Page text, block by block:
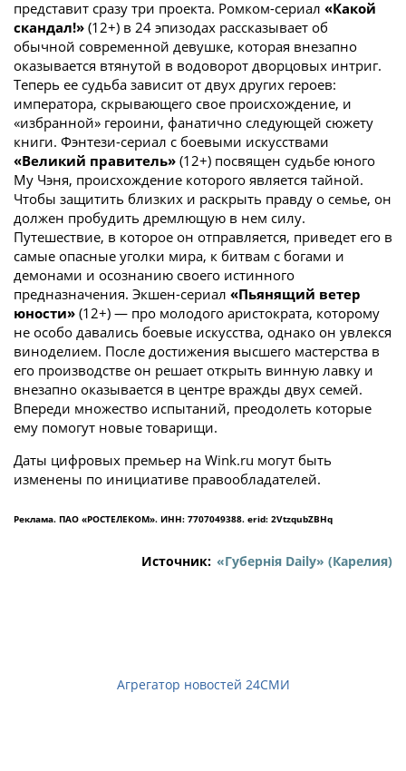
представит сразу три проекта. Ромком-сериал «Какой
скандал!» (12+) в 24 эпизодах рассказывает об
обычной современной девушке, которая внезапно
оказывается втянутой в водоворот дворцовых интриг.
Теперь ее судьба зависит от двух других героев:
императора, скрывающего свое происхождение, и
«избранной» героини, фанатично следующей сюжету
книги. Фэнтези-сериал с боевыми искусствами
«Великий правитель» (12+) посвящен судьбе юного
Му Чэня, происхождение которого является тайной.
Чтобы защитить близких и раскрыть правду о семье, он
должен пробудить дремлющую в нем силу.
Путешествие, в которое он отправляется, приведет его в
самые опасные уголки мира, к битвам с богами и
демонами и осознанию своего истинного
предназначения. Экшен-сериал «Пьянящий ветер
юности» (12+) — про молодого аристократа, которому
не особо давались боевые искусства, однако он увлекся
виноделием. После достижения высшего мастерства в
его производстве он решает открыть винную лавку и
внезапно оказывается в центре вражды двух семей.
Впереди множество испытаний, преодолеть которые
ему помогут новые товарищи.
Даты цифровых премьер на Wink.ru могут быть
изменены по инициативе правообладателей.
Реклама. ПАО «РОСТЕЛЕКОМ». ИНН: 7707049388. erid: 2VtzqubZBHq
Источник: «Губернiя Daily» (Карелия)
Агрегатор новостей 24СМИ